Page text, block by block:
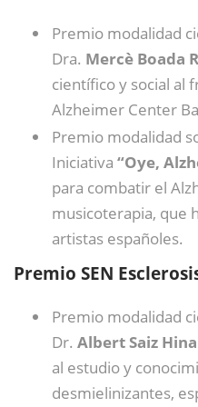
Premio modalidad
Dra. Mercè Boada
científico y social al
Alzheimer Center
Premio modalidad
Iniciativa “Oye,
para combatir el
musicoterapia, que
artistas españoles.
Premio SEN
Premio modalidad
Dr. Albert Saiz
al estudio y
desmielinizantes,